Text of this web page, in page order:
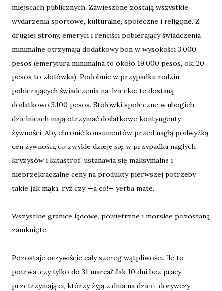
miejscach publicznych. Zawieszone zostają wszystkie
wydarzenia sportowe, kulturalne, społeczne i religijne. Z
drugiej strony, emeryci i renciści pobierający świadczenia
minimalne otrzymają dodatkowy bon w wysokości 3.000
pesos (emerytura minimalna to około 19.000 pesos, ok. 20
pesos to złotówka). Podobnie w przypadku rodzin
pobierających świadczenia na dziecko: te dostaną
dodatkowo 3.100 pesos. Stołówki społeczne w ubogich
dzielnicach mają otrzymać dodatkowe kontyngenty
żywności. Aby chronić konsumentów przed nagłą podwyżką
cen żywności, co zwykle dzieje się w przypadku nagłych
kryzysów i katastrof, ustanawia się maksymalne i
nieprzekraczalne ceny na produkty pierwszej potrzeby
takie jak mąka, ryż czy —a co!— yerba mate.
Wszystkie granice lądowe, powietrzne i morskie pozostaną
zamknięte.
Pozostaje oczywiście cały szereg wątpliwości. Ile to
potrwa, czy tylko do 31 marca? Jak 10 dni bez pracy
przetrzymają ci, którzy żyją z dnia na dzień, dorywczy